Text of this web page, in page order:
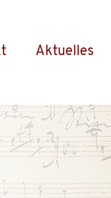
Aktuelles